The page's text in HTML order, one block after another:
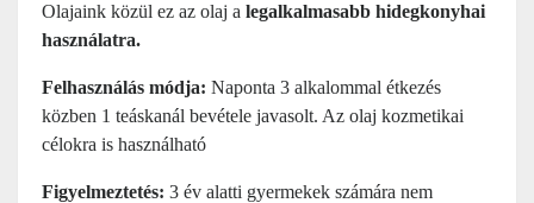
Olajaink közül ez az olaj a legalkalmasabb hidegkonyhai
használatra.
Felhasználás módja: Naponta 3 alkalommal étkezés
közben 1 teáskanál bevétele javasolt. Az olaj kozmetikai
célokra is használható
Figyelmeztetés: 3 év alatti gyermekek számára nem